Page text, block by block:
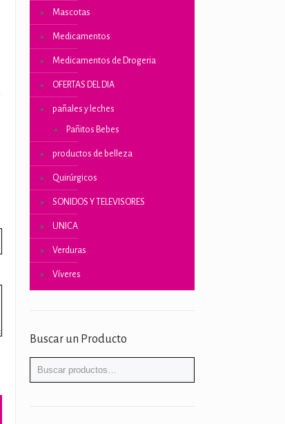
Mascotas
Medicamentos
Medicamentos de Drogeria
OFERTAS DEL DIA
pañales y leches
Pañitos Bebes
productos de belleza
Quirúrgicos
SONIDOS Y TELEVISORES
UNICA
Verduras
Víveres
Buscar un Producto